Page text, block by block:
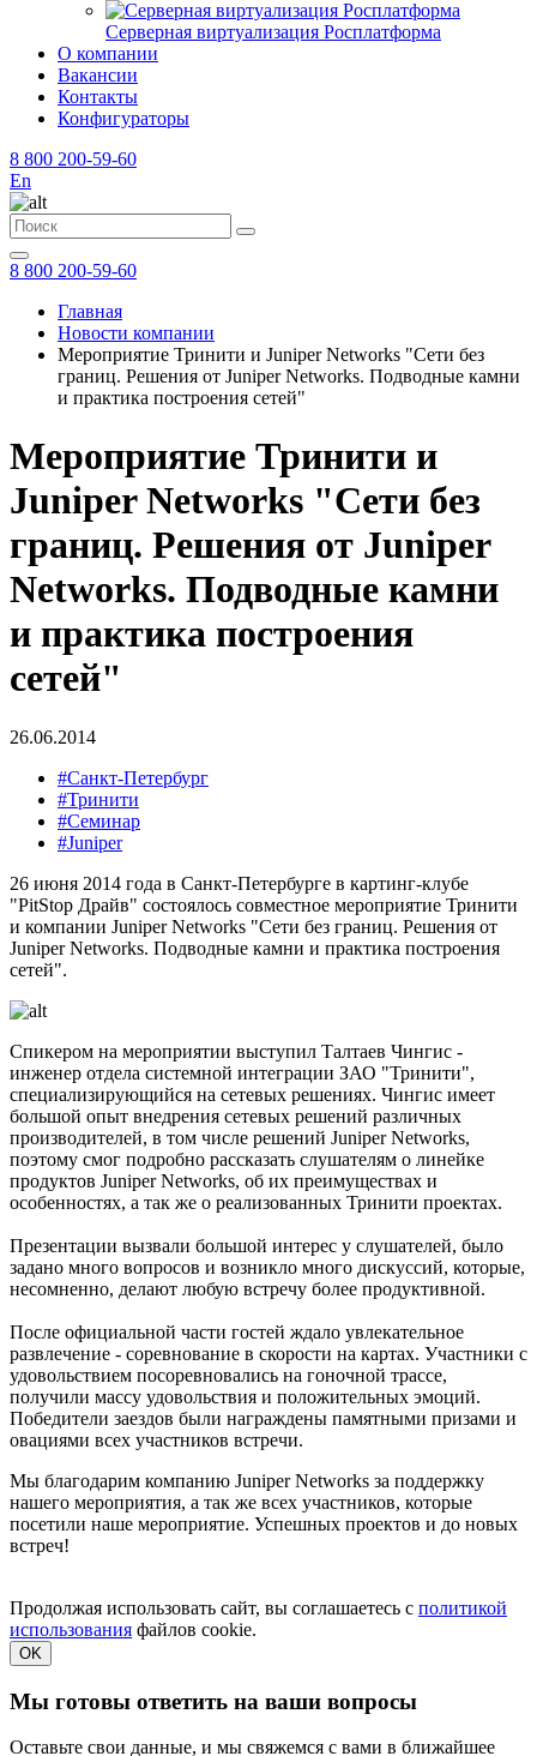
Серверная виртуализация Росплатформа
О компании
Вакансии
Контакты
Конфигураторы
8 800 200-59-60
En
8 800 200-59-60
Главная
Новости компании
Мероприятие Тринити и Juniper Networks "Сети без
границ. Решения от Juniper Networks. Подводные камни
и практика построения сетей"
Мероприятие Тринити и
Juniper Networks "Сети без
границ. Решения от Juniper
Networks. Подводные камни
и практика построения
сетей"
26.06.2014
#Санкт-Петербург
#Тринити
#Семинар
#Juniper
26 июня 2014 года в Санкт-Петербурге в картинг-клубе
"PitStop Драйв" состоялось совместное мероприятие Тринити
и компании Juniper Networks "Сети без границ. Решения от
Juniper Networks. Подводные камни и практика построения
сетей".
Спикером на мероприятии выступил Талтаев Чингис -
инженер отдела системной интеграции ЗАО "Тринити",
специализирующийся на сетевых решениях. Чингис имеет
большой опыт внедрения сетевых решений различных
производителей, в том числе решений Juniper Networks,
поэтому смог подробно рассказать слушателям о линейке
продуктов Juniper Networks, об их преимуществах и
особенностях, а так же о реализованных Тринити проектах.
Презентации вызвали большой интерес у слушателей, было
задано много вопросов и возникло много дискуссий, которые,
несомненно, делают любую встречу более продуктивной.
После официальной части гостей ждало увлекательное
развлечение - соревнование в скорости на картах. Участники с
удовольствием посоревновались на гоночной трассе,
получили массу удовольствия и положительных эмоций.
Победители заездов были награждены памятными призами и
овациями всех участников встречи.
Мы благодарим компанию Juniper Networks за поддержку
нашего мероприятия, а так же всех участников, которые
посетили наше мероприятие. Успешных проектов и до новых
встреч!
Продолжая использовать сайт, вы соглашаетесь с политикой
использования файлов cookie.
OK
Мы готовы ответить на ваши вопросы
Оставьте свои данные, и мы свяжемся с вами в ближайшее